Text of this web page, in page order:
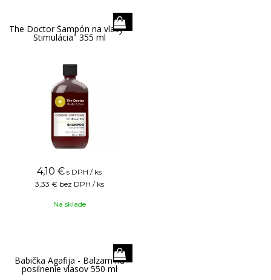
The Doctor Šampón na vlasy "
Stimulácia" 355 ml
4,10 € s DPH / ks
3,33 € bez DPH / ks
Na sklade
Babička Agafija - Balzam na
posilnenie vlasov 550 ml